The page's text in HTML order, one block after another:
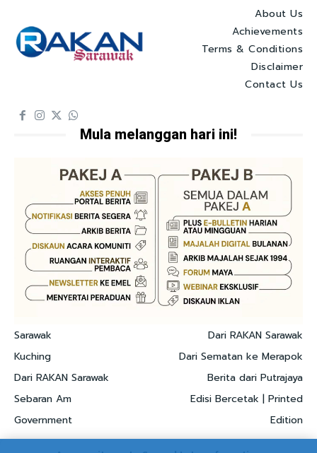
About Us
Achievements
Terms & Conditions
Disclaimer
Contact Us
Mula melanggan hari ini!
Sarawak
Kuching
Dari RAKAN Sarawak
Sebaran Am
Government
Dari RAKAN Sarawak
Dari Sematan ke Merapok
Berita dari Putrajaya
Edisi Bercetak | Printed
Edition